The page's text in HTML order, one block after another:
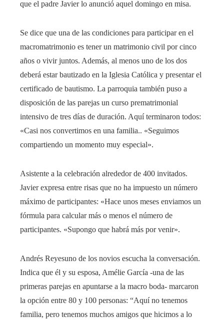
que el padre Javier lo anunció aquel domingo en misa.
Se dice que una de las condiciones para participar en el
macromatrimonio es tener un matrimonio civil por cinco
años o vivir juntos. Además, al menos uno de los dos
deberá estar bautizado en la Iglesia Católica y presentar el
certificado de bautismo. La parroquia también puso a
disposición de las parejas un curso prematrimonial
intensivo de tres días de duración. Aquí terminaron todos:
«Casi nos convertimos en una familia.. «Seguimos
compartiendo un momento muy especial».
Asistente a la celebración alrededor de 400 invitados.
Javier expresa entre risas que no ha impuesto un número
máximo de participantes: «Hace unos meses enviamos un
fórmula para calcular más o menos el número de
participantes. «Supongo que habrá más por venir».
Andrés Reyesuno de los novios escucha la conversación.
Indica que él y su esposa, Amélie García -una de las
primeras parejas en apuntarse a la macro boda- marcaron
la opción entre 80 y 100 personas: “Aquí no tenemos
familia, pero tenemos muchos amigos que hicimos a lo